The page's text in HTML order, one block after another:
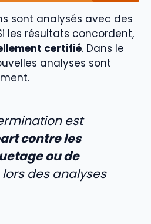
sont analysés avec des
les résultats concordent,
certifié. Dans le
analyses sont
est
contre les
ou de
lors des analyses